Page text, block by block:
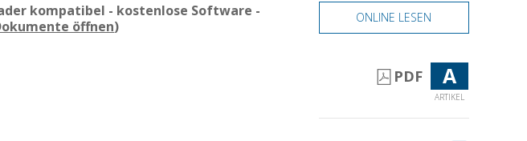
kompatibel - kostenlose Software -
öffnen)
ONLINE LESEN
PDF A
ARTIKEL